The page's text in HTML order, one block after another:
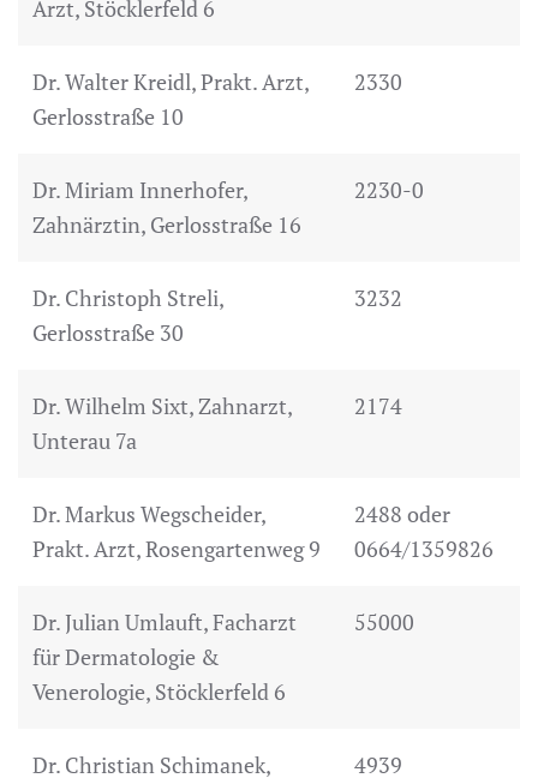
Arzt, Stöcklerfeld 6
Dr. Walter Kreidl, Prakt. Arzt,
Gerlosstraße 10
2330
Dr. Miriam Innerhofer,
Zahnärztin, Gerlosstraße 16
2230-0
Dr. Christoph Streli,
Gerlosstraße 30
3232
Dr. Wilhelm Sixt, Zahnarzt,
Unterau 7a
2174
Dr. Markus Wegscheider,
Prakt. Arzt, Rosengartenweg 9
2488 oder
0664/1359826
Dr. Julian Umlauft, Facharzt
für Dermatologie &
Venerologie, Stöcklerfeld 6
55000
Dr. Christian Schimanek,
4939